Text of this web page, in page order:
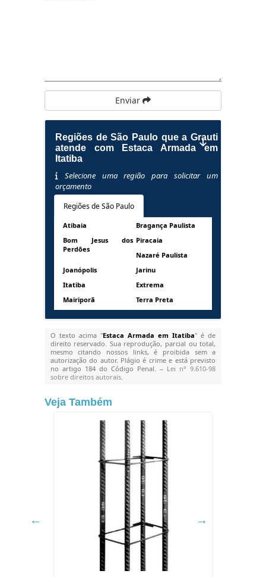
Enviar
Regiões de São Paulo que a Grauti
atende com Estaca Armada em
Itatiba
Selecione uma região para solicitar um
orçamento
Regiões de São Paulo
Atibaia
Bragança Paulista
Bom Jesus dos
Perdões
Piracaia
Nazaré Paulista
Joanópolis
Jarinu
Itatiba
Extrema
Mairiporã
Terra Preta
O texto acima "Estaca Armada em Itatiba" é de
direito reservado. Sua reprodução, parcial ou total,
mesmo citando nossos links, é proibida sem a
autorização do autor. Plágio é crime e está previsto
no artigo 184 do Código Penal. – Lei n° 9.610-98
sobre direitos autorais.
Veja Também